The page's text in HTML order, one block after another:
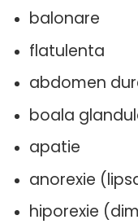
balonare
flatulenta
abdomen
boala
apatie
anorexie
hiporexie